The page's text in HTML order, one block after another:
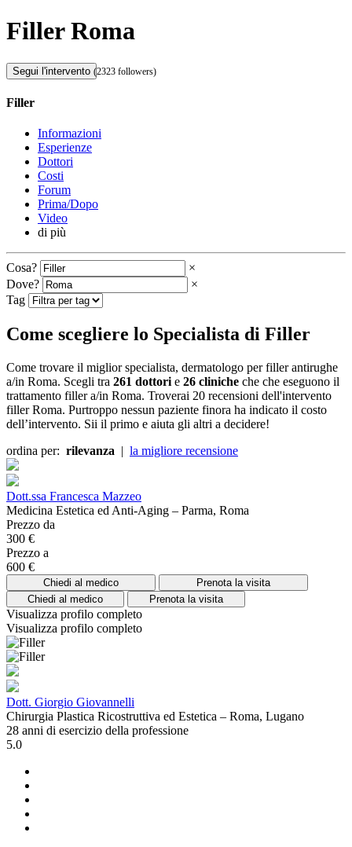
Filler Roma
Segui l'intervento (2323 followers)
Filler
Informazioni
Esperienze
Dottori
Costi
Forum
Prima/Dopo
Video
di più
Cosa?
×
Dove?
×
Tag
Come scegliere lo Specialista di Filler
Come trovare il miglior specialista, dermatologo per filler antirughe
a/in Roma. Scegli tra 261 dottori e 26 cliniche che che eseguono il
trattamento filler a/in Roma. Troverai 20 recensioni dell'intervento
filler Roma. Purtroppo nessun paziente finora ha indicato il costo
dell’intervento. Sii il primo e aiuta gli altri a decidere!
ordina per: rilevanza | la migliore recensione
Dott.ssa Francesca Mazzeo
Medicina Estetica ed Anti-Aging – Parma, Roma
Prezzo da
300 €
Prezzo a
600 €
Chiedi al medico
Prenota la visita
Chiedi al medico
Prenota la visita
Visualizza profilo completo
Visualizza profilo completo
Dott. Giorgio Giovannelli
Chirurgia Plastica Ricostruttiva ed Estetica – Roma, Lugano
28 anni di esercizio della professione
5.0